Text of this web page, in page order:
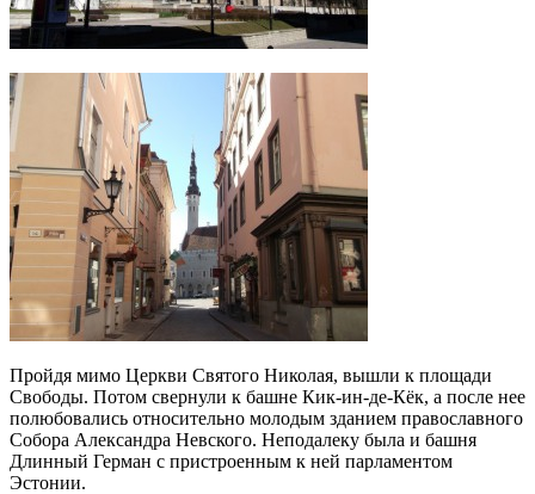
Пройдя мимо Церкви Святого Николая, вышли к площади
Свободы. Потом свернули к башне Кик-ин-де-Кёк, а после нее
полюбовались относительно молодым зданием православного
Собора Александра Невского. Неподалеку была и башня
Длинный Герман с пристроенным к ней парламентом
Эстонии.